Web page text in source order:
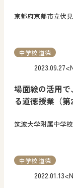
京都府京都市立
場面絵の活用
る道徳授業（第
筑波大学附属中
2023.09.27
中学校 道徳
2022.01.13
中学校 道徳